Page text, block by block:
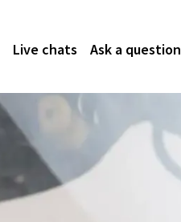
Live chats Ask a question